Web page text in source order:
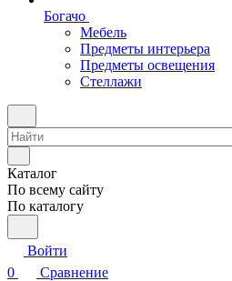
Богачо
Мебель
Предметы интерьера
Предметы освещения
Стеллажи
Каталог
По всему сайту
По каталогу
Войти
0
Сравнение